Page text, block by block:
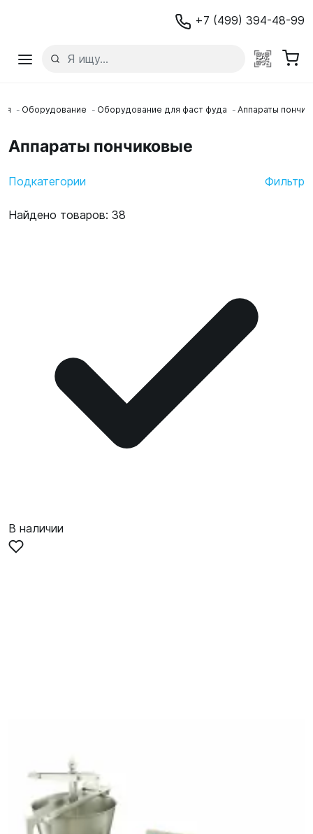
+7 (499) 394-48-99
Оборудование Оборудование для фаст фуда Аппараты
Аппараты пончиковые
Подкатегории Фильтр
Найдено товаров: 38
В наличии